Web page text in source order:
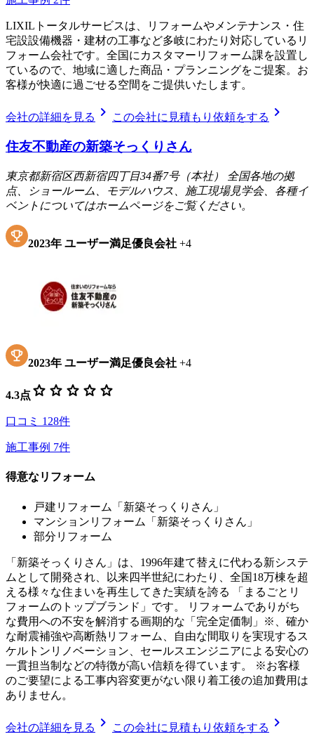
LIXILトータルサービスは、リフォームやメンテナンス・住
宅設設備機器・建材の工事など多岐にわたり対応しているリ
フォーム会社です。全国にカスタマーリフォーム課を設置し
ているので、地域に適した商品・プランニングをご提案。お
客様が快適に過ごせる空間をご提供いたします。
会社の詳細を見る chevron_right この会社に見積もり依頼をする chevron_right
住友不動産の新築そっくりさん
東京都新宿区西新宿四丁目34番7号（本社） 全国各地の拠
点、ショールーム、モデルハウス、施工現場見学会、各種イ
ベントについてはホームページをご覧ください。
2023年 ユーザー満足優良会社 +4
2023年 ユーザー満足優良会社 +4
4.3点 star star star star star
口コミ 128件
施工事例 7件
得意なリフォーム
戸建リフォーム「新築そっくりさん」
マンションリフォーム「新築そっくりさん」
部分リフォーム
「新築そっくりさん」は、1996年建て替えに代わる新システ
ムとして開発され、以来四半世紀にわたり、全国18万棟を超
える様々な住まいを再生してきた実績を誇る 「まるごとリ
フォームのトップブランド」です。 リフォームでありがち
な費用への不安を解消する画期的な「完全定価制」※、確か
な耐震補強や高断熱リフォーム、自由な間取りを実現するス
ケルトンリノベーション、セールスエンジニアによる安心の
一貫担当制などの特徴が高い信頼を得ています。 ※お客様
のご要望による工事内容変更がない限り着工後の追加費用は
ありません。
会社の詳細を見る chevron_right この会社に見積もり依頼をする chevron_right